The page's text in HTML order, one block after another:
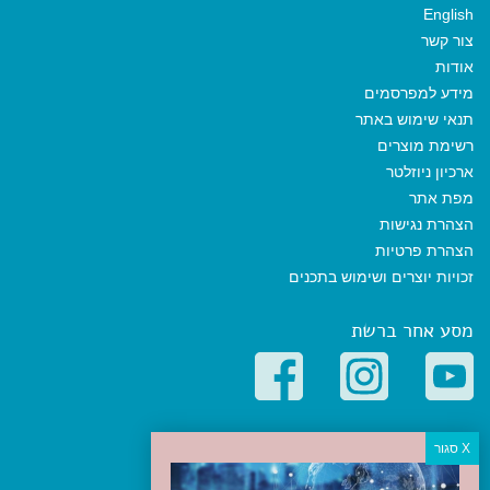
English
צור קשר
אודות
מידע למפרסמים
תנאי שימוש באתר
רשימת מוצרים
ארכיון ניוזלטר
מפת אתר
הצהרת נגישות
הצהרת פרטיות
זכויות יוצרים ושימוש בתכנים
מסע אחר ברשת
קטגוריות פופולריות
יעדים